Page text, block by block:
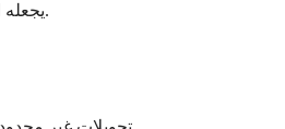
يجعله الخيار النهائي لعشاق الفيديو.